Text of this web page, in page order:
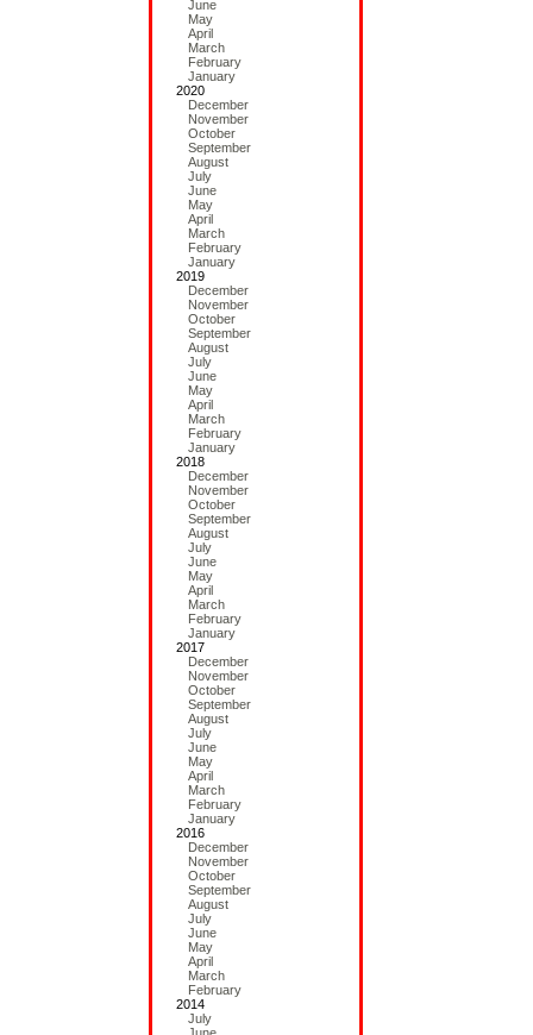
June
May
April
March
February
January
2020
December
November
October
September
August
July
June
May
April
March
February
January
2019
December
November
October
September
August
July
June
May
April
March
February
January
2018
December
November
October
September
August
July
June
May
April
March
February
January
2017
December
November
October
September
August
July
June
May
April
March
February
January
2016
December
November
October
September
August
July
June
May
April
March
February
2014
July